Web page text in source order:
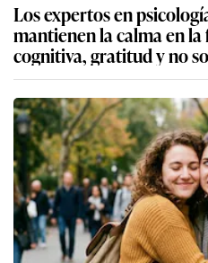
Los expertos en
mantienen la calma en
cognitiva, gratitud y no